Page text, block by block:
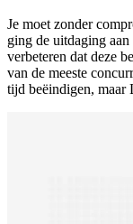
Je moet zonder
ging de uitdaging
verbeteren dat deze
van de meeste
tijd beëindigen,